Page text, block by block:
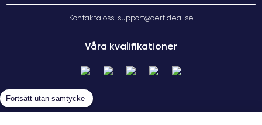
Kontakta oss: support@certideal.se
Våra kvalifikationer
Fortsätt utan samtycke